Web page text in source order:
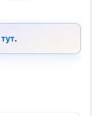
тут.